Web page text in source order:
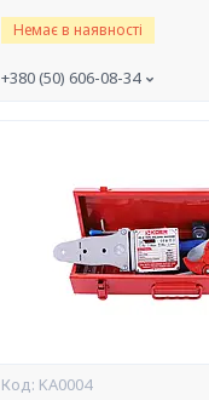
Немає в наявності
+380 (50) 606-08-34
KA0004